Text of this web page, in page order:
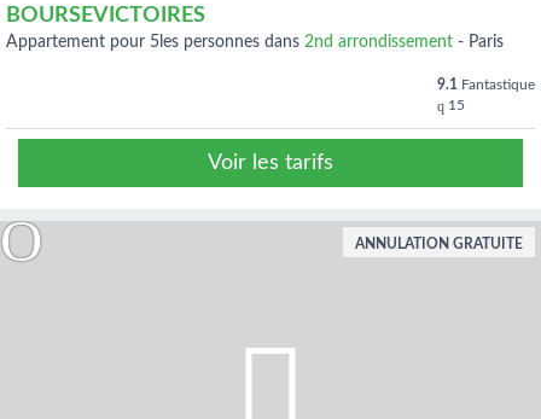
BOURSEVICTOIRES
appartement pour 5les personnes dans 2nd arrondissement - Paris
9.1 Fantastique
15
Voir les tarifs
ANNULATION GRATUITE